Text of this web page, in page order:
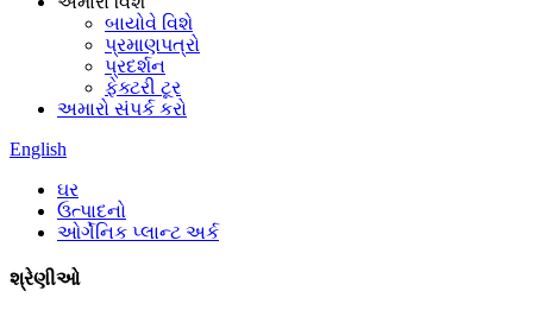
બાયોવે વિશે
પ્રમાણપત્રો
પ્રદર્શન
ફેક્ટરી ટૂર
અમારો સંપર્ક કરો
English
ઘર
ઉત્પાદનો
ઓર્ગેનિક પ્લાન્ટ અર્ક
શ્રેણીઓ